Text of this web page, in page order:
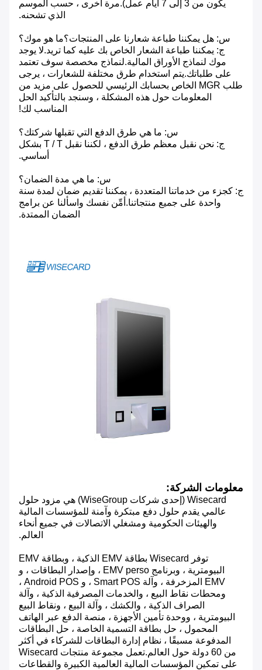
يكون من 3 إلى 7 أيام عمل).مرة أخرى ، حسب الموسم
الذي تشحنه.
س: هل يمكننا طباعة شعارنا على المنتجات؟ما هو موك؟
ج: يمكننا طباعة الشعار الخاص بك عليه كما تريد.لا يوجد
موك لنماذج الأوراق المالية.لنماذج مخصصة سوف تعتمد
على طلباتك.يتم استخدام طرق مختلفة للشعارات ، يرجى
طلب MGR الخاص بحسابك الرئيسي للحصول على مزيد من
المعلومات حول هذه المشكلة ، وسنجد بالتأكيد الحل
المناسب لك!
س: ما هي طرق الدفع التي تقبلها شركتك؟
ج: نحن نقبل معظم طرق الدفع ، لكننا نقبل T / T بشكل
أساسي.
س: ما هي مدة الضمان؟
ج: كجزء من خدماتنا المتعددة ، يمكننا تقديم ضمان لمدة سنة
واحدة على جميع منتجاتنا.أمِّن نفسك واسألنا عن برامج
الضمان الممتدة.
معلومات الشركة:
Wisecard (إحدى شركات WiseGroup) هي مزود حلول
عالمي يقدم حلول دفع مبتكرة وآمنة للمؤسسات المالية
والهيئات الحكومية ومشغلي الاتصالات في جميع أنحاء
العالم.
توفر Wisecard بطاقة EMV الذكية ، وبطاقة EMV
البيومترية ، وبرنامج EMV perso ، وإصدار البطاقات ، و
EMV المزخرفة ، وآلة Smart POS ، و Android POS ،
ومحطات نقاط البيع ، والخدمات المصرفية الذكية ، وآلة
الصراف الذكية ، والكشك ، وآلة البيع ، ونقاط البيع
البيومترية ، ووحدة تأمين الأجهزة ، منصة الدفع عبر الهاتف
المحمول ، حل بطاقة التسمية الخاصة ، حل البطاقات
المدفوعة مسبقًا ، نظام إدارة البطاقات للشركاء في أكثر
من 60 دولة حول العالم.تعمل مجموعة منتجات Wisecard
على تمكين المؤسسات المالية العالمية الكبيرة والقطاعات